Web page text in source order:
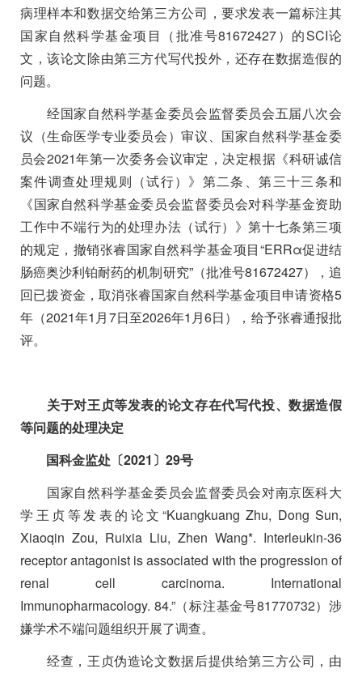
病理样本和数据交给第三方公司，要求发表一篇标注其
国家自然科学基金项目（批准号81672427）的SCI论
文，该论文除由第三方代写代投外，还存在数据造假的
问题。
经国家自然科学基金委员会监督委员会五届八次会
议（生命医学专业委员会）审议、国家自然科学基金委
员会2021年第一次委务会议审定，决定根据《科研诚信
案件调查处理规则（试行）》第二条、第三十三条和
《国家自然科学基金委员会监督委员会对科学基金资助
工作中不端行为的处理办法（试行）》第十七条第三项
的规定，撤销张睿国家自然科学基金项目“ERRα促进结
肠癌奥沙利铂耐药的机制研究”（批准号81672427），追
回已拨资金，取消张睿国家自然科学基金项目申请资格5
年（2021年1 月7日至2026年1 月6日），给予张睿通报批
评。
关于对王贞等发表的论文存在代写代投、数据造假
等问题的处理决定
国科金监处〔2021 〕 29号
国家自然科学基金委员会监督委员会对南京医科大
学王贞等发表的论文“Kuangkuang Zhu, Dong Sun,
Xiaoqin Zou, Ruixia Liu, Zhen Wang*. Interleukin-36
receptor antagonist is associated with the progression of
renal cell carcinoma. International
Immunopharmacology. 84.”（标注基金号81770732）涉
嫌学术不端问题组织开展了调查。
经查，王贞伪造论文数据后提供给第三方公司，由